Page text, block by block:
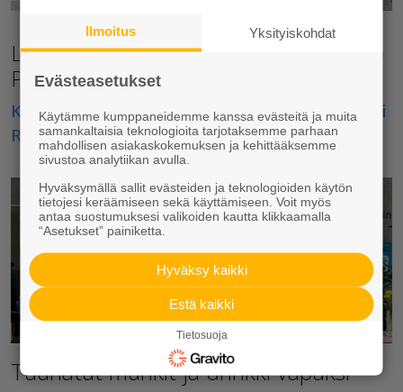
Lue Tevaniemen haastattelu Rudus
Prosta:
Kivenpyörittäjä-palkinto rakennuttajainsinööri
Raija Tevaniemelle
Tuunatut munkit ja drinkki vapuksi
Ilmoitus Yksityiskohdat
Evästeasetukset
Käytämme kumppaneidemme kanssa evästeitä ja muita
samankaltaisia teknologioita tarjotaksemme parhaan
mahdollisen asiakaskokemuksen ja kehittääksemme
sivustoa analytiikan avulla.
Hyväksymällä sallit evästeiden ja teknologioiden käytön
tietojesi keräämiseen sekä käyttämiseen. Voit myös
antaa suostumuksesi valikoiden kautta klikkaamalla
“Asetukset” painiketta.
Hyväksy kaikki
Estä kaikki
Tietosuoja